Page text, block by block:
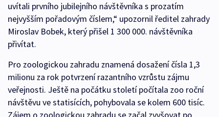
uvítali prvního jubilejního návštěvníka s prozatím
nejvyšším pořadovým číslem,“ upozornil ředitel zahrady
Miroslav Bobek, který přišel 1 300 000. návštěvníka
přivítat.
Pro zoologickou zahradu znamená dosažení čísla 1,3
milionu za rok potvrzení razantního vzrůstu zájmu
veřejnosti. Ještě na počátku století počítala zoo roční
návštěvu ve statisících, pohybovala se kolem 600 tisíc.